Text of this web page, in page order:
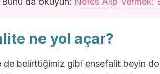
ne yol açar?
de belirttiğimiz gibi ensefalit beyin